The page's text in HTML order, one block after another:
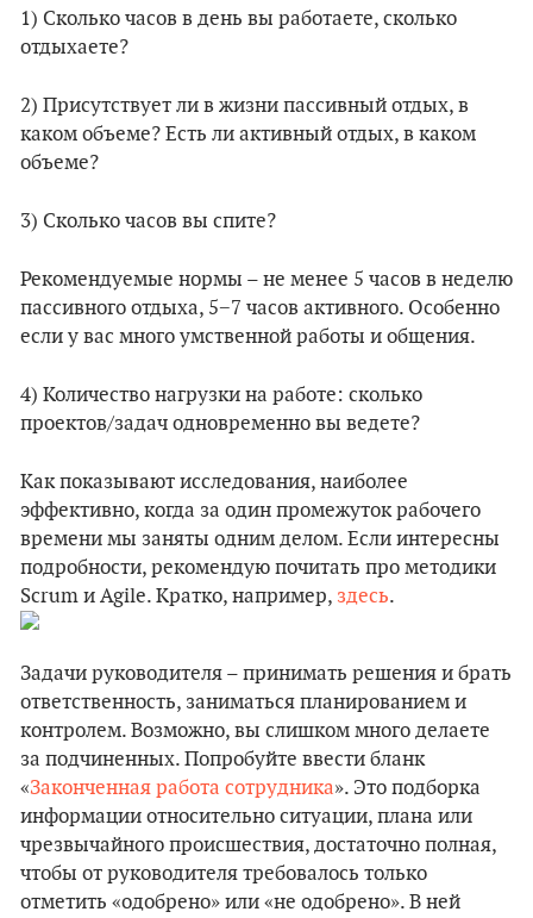
1) Сколько часов в день вы работаете, сколько
отдыхаете?
2) Присутствует ли в жизни пассивный отдых, в
каком объеме? Есть ли активный отдых, в каком
объеме?
3) Сколько часов вы спите?
Рекомендуемые нормы – не менее 5 часов в неделю
пассивного отдыха, 5−7 часов активного. Особенно
если у вас много умственной работы и общения.
4) Количество нагрузки на работе: сколько
проектов/задач одновременно вы ведете?
Как показывают исследования, наиболее
эффективно, когда за один промежуток рабочего
времени мы заняты одним делом. Если интересны
подробности, рекомендую почитать про методики
Scrum и Agile. Кратко, например, здесь.
Задачи руководителя – принимать решения и брать
ответственность, заниматься планированием и
контролем. Возможно, вы слишком много делаете
за подчиненных. Попробуйте ввести бланк
«Законченная работа сотрудника». Это подборка
информации относительно ситуации, плана или
чрезвычайного происшествия, достаточно полная,
чтобы от руководителя требовалось только
отметить «одобрено» или «не одобрено». В ней